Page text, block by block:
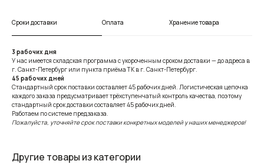
Сроки доставки Оплата Хранение товара
3 рабочих дня
У нас имеется складская программа с укороченным сроком доставки — до адреса в
г. Санкт-Петербург или пункта приёма ТК в г. Санкт-Петербург.
45 рабочих дней
Стандартный срок поставки составляет 45 рабочих дней. Логистическая цепочка
каждого заказа предусматривает трёхступенчатый контроль качества, поэтому
стандартный срок доставки составляет 45 рабочих дней.
Работаем по системе предзаказа.
Пожалуйста, уточняйте срок поставки конкретных моделей у наших менеджеров!
Другие товары из категории